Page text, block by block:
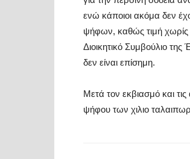
ενώ κάποιοι ακόμα δεν
ψήφων, καθώς τιμή
Διοικητικό Συμβούλιο της
δεν είναι επίσημη.
Μετά τον εκβιασμό και
ψήφου των χιλιο